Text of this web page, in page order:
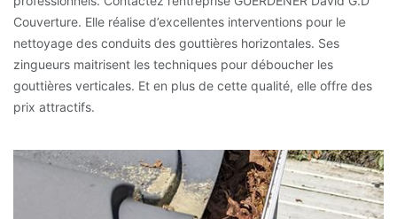
Couverture. Elle réalise d’excellentes interventions pour le
nettoyage des conduits des gouttières horizontales. Ses
zingueurs maitrisent les techniques pour déboucher les
gouttières verticales. Et en plus de cette qualité, elle offre des
prix attractifs.